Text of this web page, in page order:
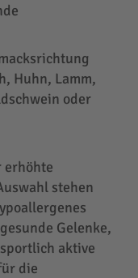
Huhn, Lamm,
oder
erhöhte
stehen
Gelenke,
aktive
die